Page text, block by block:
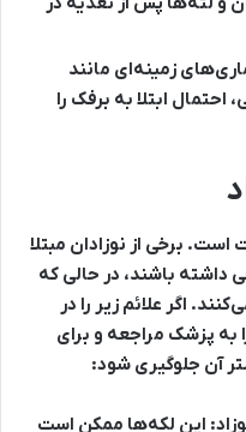
زمینه‌ای مانند
احتمال ابتلا به برفک را
برخی از نوزادان مبتلا
باشند، در حالی که
اگر علائم زیر را در
به پزشک مراجعه و برای
آن جلوگیری شود:
این لکه‌ها ممکن است